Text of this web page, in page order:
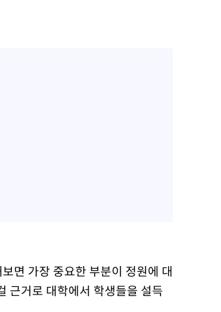
면 가장 중요한 부분이 정원에 대
근거로 대학에서 학생들을 설득